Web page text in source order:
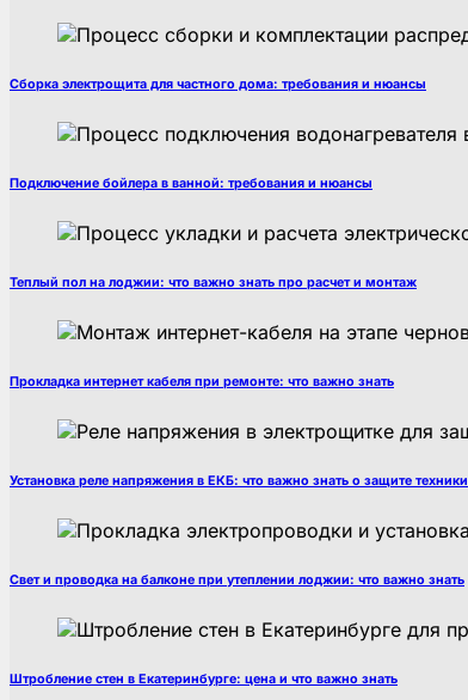
Сборка электрощита для частного дома: требования и нюансы
Подключение бойлера в ванной: требования и нюансы
Теплый пол на лоджии: что важно знать про расчет и монтаж
Прокладка интернет кабеля при ремонте: что важно знать
Установка реле напряжения в ЕКБ: что важно знать о защите техники
Свет и проводка на балконе при утеплении лоджии: что важно знать
Штробление стен в Екатеринбурге: цена и что важно знать